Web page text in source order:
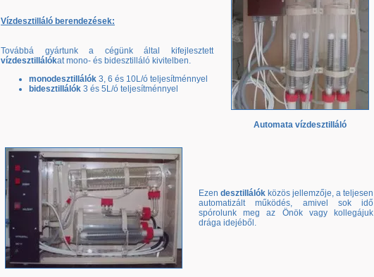
Vízdesztilláló berendezések:
Továbbá gyártunk a cégünk által kifejlesztett
vízdesztillálókat mono- és bidesztilláló kivitelben.
monodesztillálók 3, 6 és 10L/ó teljesítménnyel
bidesztillálók 3 és 5L/ó teljesítménnyel
Automata vízdesztilláló
Ezen desztillálók közös jellemzője, a teljesen
automatizált működés, amivel sok idő
spórolunk meg az Önök vagy kollegájuk
drága idejéből.